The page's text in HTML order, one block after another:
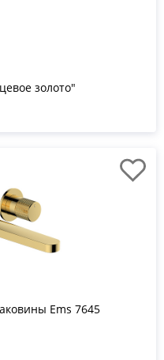
золото"
Ems 7645